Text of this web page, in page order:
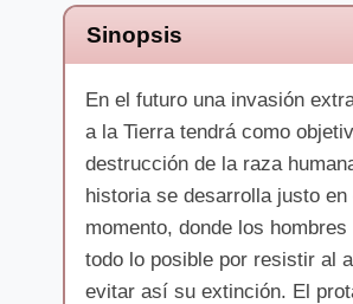
Sinopsis
En el futuro una invasión
a la Tierra tendrá como
destrucción de la raza
historia se desarrolla justo en
momento, donde los hombres
todo lo posible por resistir al
evitar así su extinción. El